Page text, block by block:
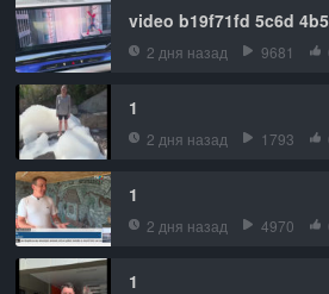
video b19f71fd 5c6d
2 дня назад 9681
1
2 дня назад 1793
1
2 дня назад 4970
1